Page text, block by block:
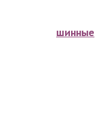
шинные